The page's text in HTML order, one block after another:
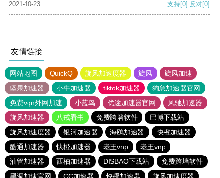
2021-10-23 支持[0] 反对[0]
友情链接
网站地图 QuickQ 旋风加速度器 旋风
旋风加速
坚果加速器
小牛加速器 tiktok加速器
狗急加速器官网
免费vqn外网加速
小蓝鸟 优途加速器官网
风驰加速器
旋风加速器
八戒看书 免费跨墙软件
巴博下载站
旋风加速度器
银河加速器 海鸥加速器
快橙加速器
酷通加速器
快橙加速器 老王vnp
老王vnp
油管加速器
西柚加速器 DISBAO下载站
免费跨墙软件
黑洞加速官网
CC加速器 快橙加速器 旋风加速度器